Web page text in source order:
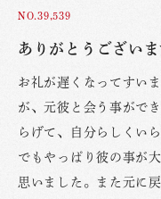
NO.39,539
ありがとうござい
お礼が遅くなってすい
が、元彼と会う事がで
らげて、自分らしくい
でもやっぱり彼の事が
思いました。また元に